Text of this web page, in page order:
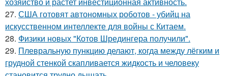
27. США готовят автономных роботов - убийц на
искусственном интеллекте для войны с Китаем.
28. Физики новых "Котов Шредингера получили".
29. Плевральную пункцию делают, когда между лёгким и
грудной стенкой скапливается жидкость и человеку